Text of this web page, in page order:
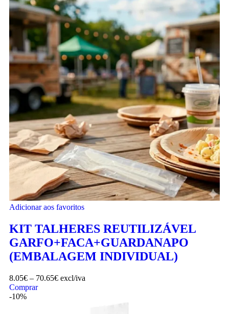
Adicionar aos favoritos
KIT TALHERES REUTILIZÁVEL
GARFO+FACA+GUARDANAPO
(EMBALAGEM INDIVIDUAL)
8.05€ – 70.65€ excl/iva
Comprar
-10%